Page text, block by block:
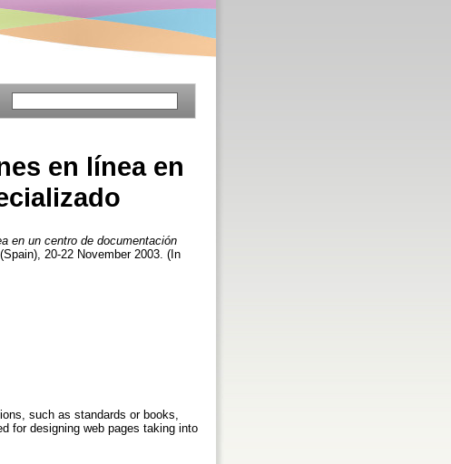
en línea en
en un centro de documentación
20-22 November 2003. (In
such as standards or books,
for designing web pages taking into